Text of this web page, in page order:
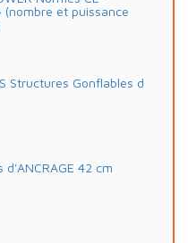
et puissance
Structures Gonflables d
d'ANCRAGE 42 cm